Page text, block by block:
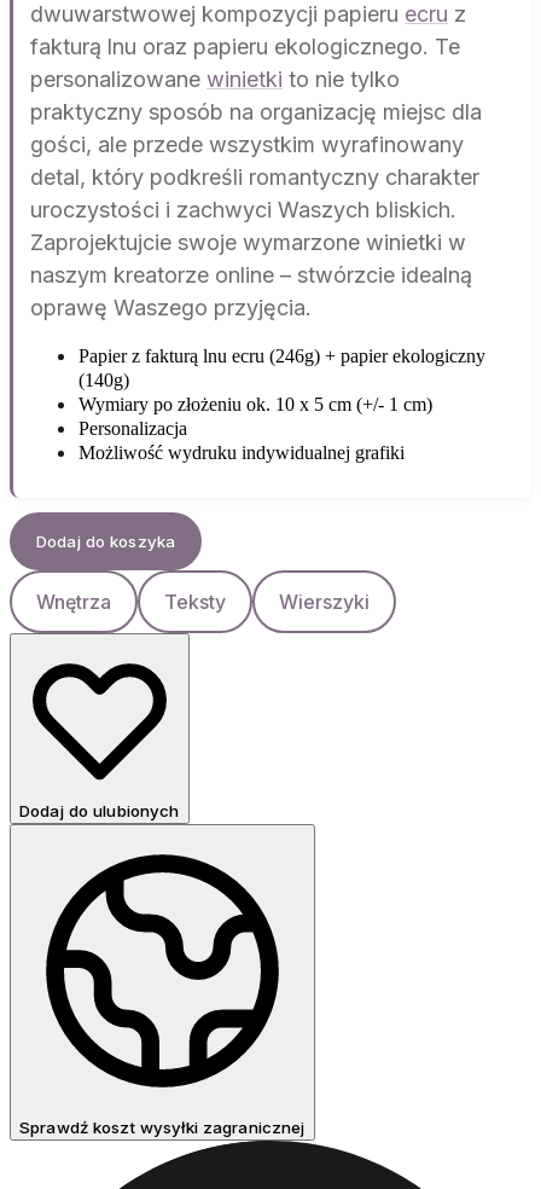
dwuwarstwowej kompozycji papieru ecru z
fakturą lnu oraz papieru ekologicznego. Te
personalizowane winietki to nie tylko
praktyczny sposób na organizację miejsc dla
gości, ale przede wszystkim wyrafinowany
detal, który podkreśli romantyczny charakter
uroczystości i zachwyci Waszych bliskich.
Zaprojektujcie swoje wymarzone winietki w
naszym kreatorze online – stwórzcie idealną
oprawę Waszego przyjęcia.
Papier z fakturą lnu ecru (246g) + papier ekologiczny
(140g)
Wymiary po złożeniu ok. 10 x 5 cm (+/- 1 cm)
Personalizacja
Możliwość wydruku indywidualnej grafiki
Dodaj do koszyka
Wnętrza Teksty Wierszyki
Dodaj do ulubionych
Sprawdź koszt wysyłki zagranicznej